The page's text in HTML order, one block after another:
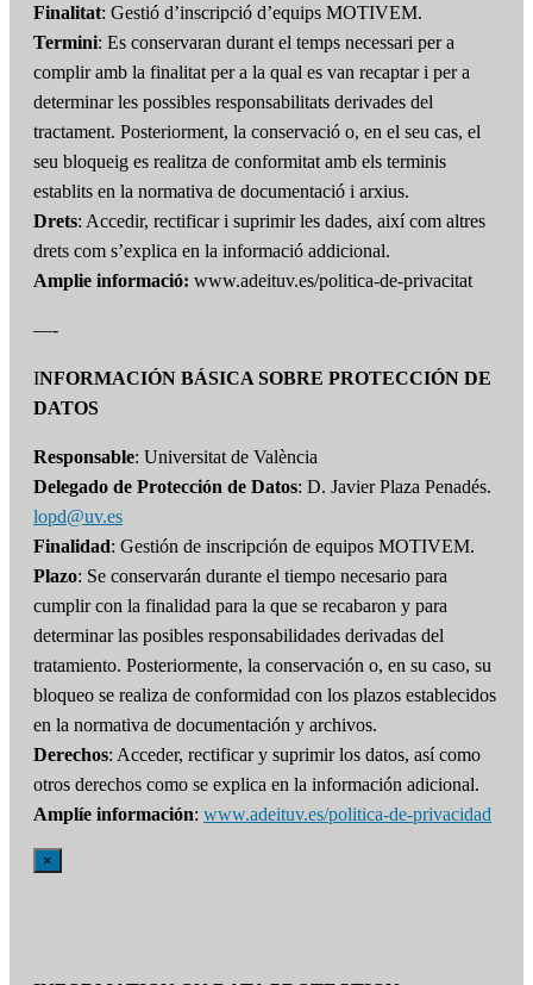
Finalitat: Gestió d’inscripció d’equips MOTIVEM.
Termini: Es conservaran durant el temps necessari per a
complir amb la finalitat per a la qual es van recaptar i per a
determinar les possibles responsabilitats derivades del
tractament. Posteriorment, la conservació o, en el seu cas, el
seu bloqueig es realitza de conformitat amb els terminis
establits en la normativa de documentació i arxius.
Drets: Accedir, rectificar i suprimir les dades, així com altres
drets com s’explica en la informació addicional.
Amplie informació: www.adeituv.es/politica-de-privacitat
—-
INFORMACIÓN BÁSICA SOBRE PROTECCIÓN DE
DATOS
Responsable: Universitat de València
Delegado de Protección de Datos: D. Javier Plaza Penadés.
lopd@uv.es
Finalidad: Gestión de inscripción de equipos MOTIVEM.
Plazo: Se conservarán durante el tiempo necesario para
cumplir con la finalidad para la que se recabaron y para
determinar las posibles responsabilidades derivadas del
tratamiento. Posteriormente, la conservación o, en su caso, su
bloqueo se realiza de conformidad con los plazos establecidos
en la normativa de documentación y archivos.
Derechos: Acceder, rectificar y suprimir los datos, así como
otros derechos como se explica en la información adicional.
Amplíe información: www.adeituv.es/politica-de-privacidad
×